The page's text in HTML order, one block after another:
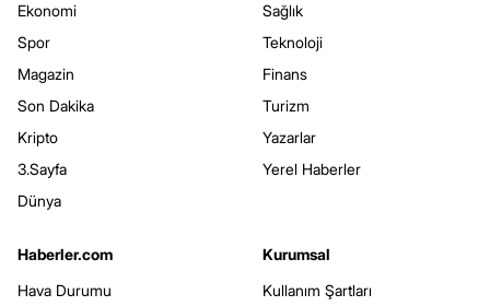
Ekonomi
Spor
Magazin
Son Dakika
Kripto
3.Sayfa
Dünya
Sağlık
Teknoloji
Finans
Turizm
Yazarlar
Yerel Haberler
Haberler.com
Hava Durumu
Kurumsal
Kullanım Şartları